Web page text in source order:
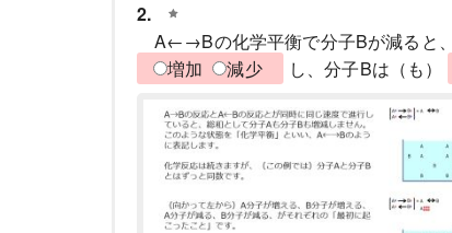
2.
A←→Bの化学平衡で分子Bが減ると
増加
減少 し、分子Bは（も）